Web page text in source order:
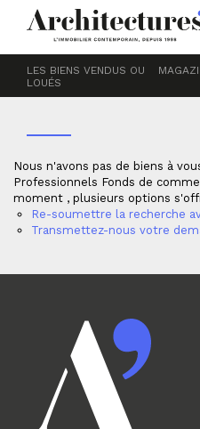
LES BIENS VENDUS OU
LOUÉS
Accueil Professionnels
MÉCANIQUE
Nous n'avons pas de biens à
Professionnels Fonds de
moment , plusieurs options
Re-soumettre la recherche
Transmettez-nous votre